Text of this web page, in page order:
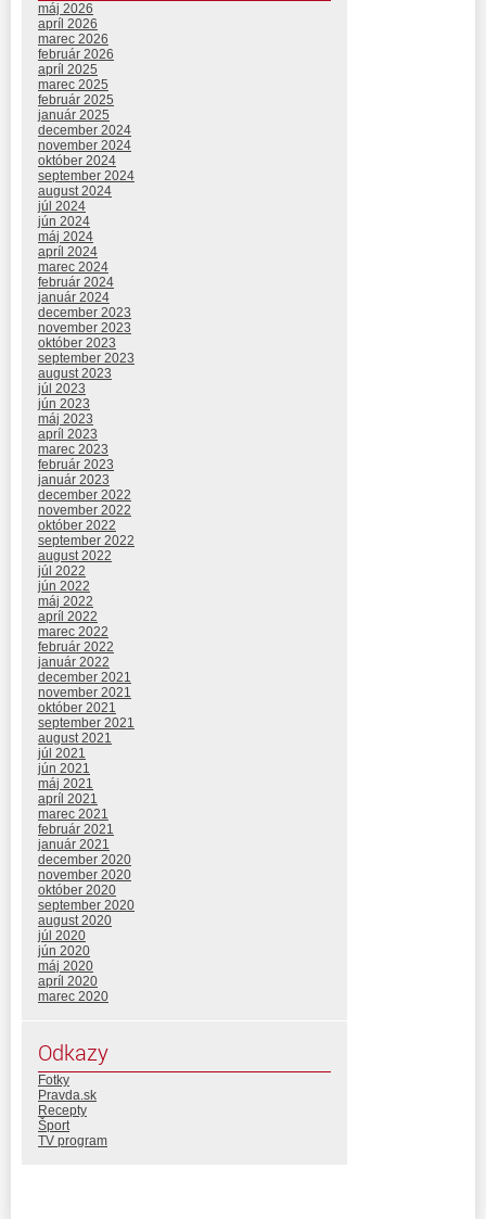
máj 2026
apríl 2026
marec 2026
február 2026
apríl 2025
marec 2025
február 2025
január 2025
december 2024
november 2024
október 2024
september 2024
august 2024
júl 2024
jún 2024
máj 2024
apríl 2024
marec 2024
február 2024
január 2024
december 2023
november 2023
október 2023
september 2023
august 2023
júl 2023
jún 2023
máj 2023
apríl 2023
marec 2023
február 2023
január 2023
december 2022
november 2022
október 2022
september 2022
august 2022
júl 2022
jún 2022
máj 2022
apríl 2022
marec 2022
február 2022
január 2022
december 2021
november 2021
október 2021
september 2021
august 2021
júl 2021
jún 2021
máj 2021
apríl 2021
marec 2021
február 2021
január 2021
december 2020
november 2020
október 2020
september 2020
august 2020
júl 2020
jún 2020
máj 2020
apríl 2020
marec 2020
Odkazy
Fotky
Pravda.sk
Recepty
Šport
TV program